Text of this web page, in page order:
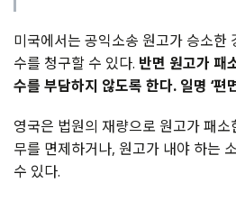
미국에서는 공익소송 원고가 승소한
수를 청구할 수 있다. 반면 원고가 패
수를 부담하지 않도록 한다. 일명 ‘편
영국은 법원의 재량으로 원고가 패
무를 면제하거나, 원고가 내야 하는
수 있다.